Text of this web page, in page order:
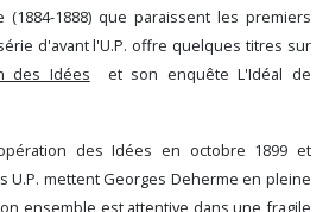
(1884-1888) que paraissent les premiers
d'avant l'U.P. offre quelques titres sur
des Idées et son enquête L'Idéal de
des Idées en octobre 1899 et
U.P. mettent Georges Deherme en pleine
ensemble est attentive dans une fragile